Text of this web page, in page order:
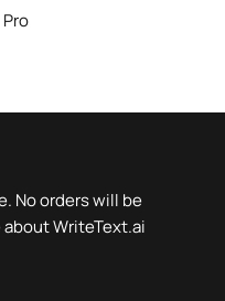
No orders will be
WriteText.ai